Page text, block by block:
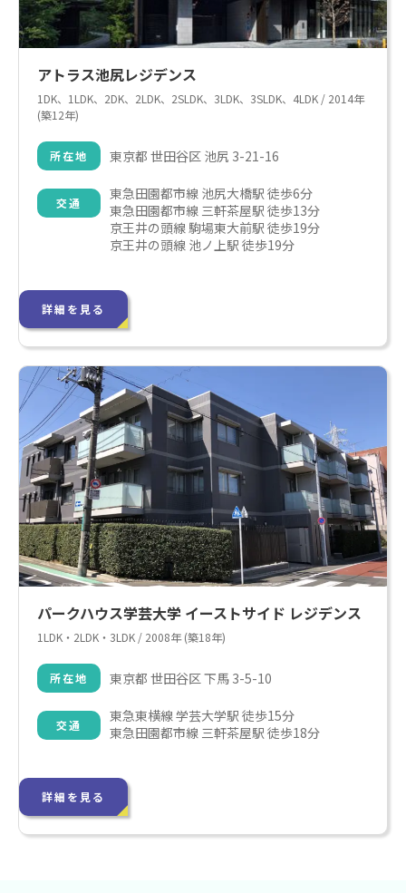
アトラス池尻レジデンス
1DK、1LDK、2DK、2LDK、2SLDK、3LDK、3SLDK、4LDK / 2014年
(築12年)
所在地 東京都 世田谷区 池尻 3-21-16
交通
東急田園都市線 池尻大橋駅 徒歩6分
東急田園都市線 三軒茶屋駅 徒歩13分
京王井の頭線 駒場東大前駅 徒歩19分
京王井の頭線 池ノ上駅 徒歩19分
詳細を見る
パークハウス学芸大学 イーストサイド レジデンス
1LDK・2LDK・3LDK / 2008年 (築18年)
所在地 東京都 世田谷区 下馬 3-5-10
交通
東急東横線 学芸大学駅 徒歩15分
東急田園都市線 三軒茶屋駅 徒歩18分
詳細を見る